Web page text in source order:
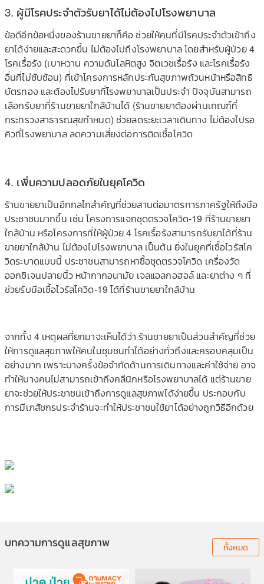
3. ผู้มีโรคประจำตัวรับยาได้ไม่ต้องไปโรงพยาบาล
ข้อดีอีกข้อหนึ่งของร้านขายยาก็คือ ช่วยให้คนที่มีโรคประจำตัวเข้าถึง
ยาได้ง่ายและสะดวกขึ้น ไม่ต้องไปถึงโรงพยาบาล โดยสำหรับผู้ป่วย 4
โรคเรื้อรัง (เบาหวาน ความดันโลหิตสูง จิตเวชเรื้อรัง และโรคเรื้อรัง
อื่นที่ไม่ซับซ้อน) ที่เข้าโครงการหลักประกันสุขภาพถ้วนหน้าหรือสิทธิ
บัตรทอง และต้องไปรับยาที่โรงพยาบาลเป็นประจำ ปัจจุบันสามารถ
เลือกรับยาที่ร้านขายยาใกล้บ้านได้ (ร้านขายยาต้องผ่านเกณฑ์ที่
กระทรวงสาธารณสุขกำหนด) ช่วยลดระยะเวลาเดินทาง ไม่ต้องไปรอ
คิวที่โรงพยาบาล ลดความเสี่ยงต่อการติดเชื้อโควิด
4. เพิ่มความปลอดภัยในยุคโควิด
ร้านขายยาเป็นอีกกลไกสำคัญที่ช่วยสานต่อมาตรการภาครัฐให้ถึงมือ
ประชาชนมากขึ้น เช่น โครงการแจกชุดตรวจโควิด-19 ที่ร้านขายยา
ใกล้บ้าน หรือโครงการที่ให้ผู้ป่วย 4 โรคเรื้อรังสามารถรับยาได้ที่ร้าน
ขายยาใกล้บ้าน ไม่ต้องไปโรงพยาบาล เป็นต้น ยิ่งในยุคที่เชื้อไวรัสโค
วิดระบาดแบบนี้ ประชาชนสามารถหาซื้อชุดตรวจโควิด เครื่องวัด
ออกซิเจนปลายนิ้ว หน้ากากอนามัย เจลแอลกอฮอล์ และยาต่าง ๆ ที่
ช่วยรับมือเชื้อไวรัสโควิด-19 ได้ที่ร้านขายยาใกล้บ้าน
จากทั้ง 4 เหตุผลที่ยกมาจะเห็นได้ว่า ร้านขายยาเป็นส่วนสำคัญที่ช่วย
ให้การดูแลสุขภาพให้คนในชุมชนทำได้อย่างทั่วถึงและครอบคลุมเป็น
อย่างมาก เพราะบางครั้งข้อจำกัดด้านการเดินทางและค่าใช้จ่าย อาจ
ทำให้บางคนไม่สามารถเข้าถึงคลีนิกหรือโรงพยาบาลได้ แต่ร้านขาย
ยาจะช่วยให้ประชาชนเข้าถึงการดูแลสุขภาพได้ง่ายขึ้น ประกอบกับ
การมีเภสัชกรประจำร้านจะทำให้ประชาชนใช้ยาได้อย่างถูกวิธีอีกด้วย
บทความการดูแลสุขภาพ ทั้งหมด